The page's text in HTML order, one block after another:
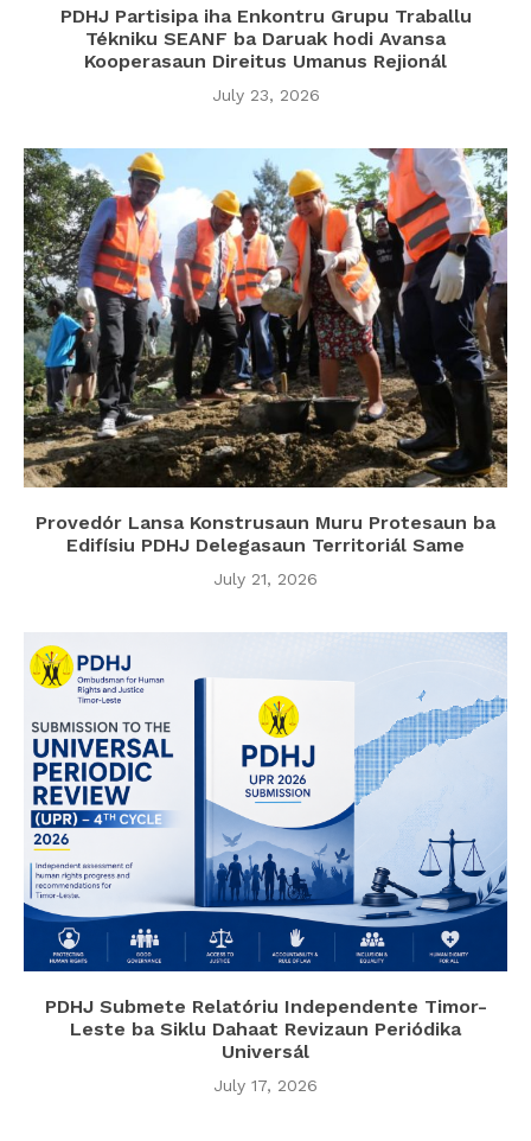
PDHJ Partisipa iha Enkontru Grupu Traballu
Tékniku SEANF ba Daruak hodi Avansa
Kooperasaun Direitus Umanus Rejionál
July 23, 2026
Provedór Lansa Konstrusaun Muru Protesaun ba
Edifísiu PDHJ Delegasaun Territoriál Same
July 21, 2026
PDHJ Submete Relatóriu Independente Timor-
Leste ba Siklu Dahaat Revizaun Periódika
Universál
July 17, 2026